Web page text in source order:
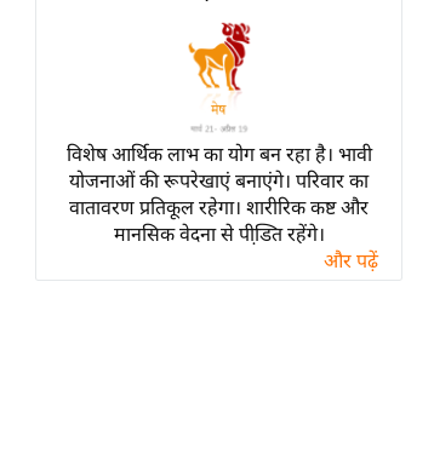
व्रत
त्योहार
राशिफल
विश्लेषण
विशेष आर्थिक लाभ का योग बन रहा है। भावी
योजनाओं की रूपरेखाएं बनाएंगे। परिवार का
वातावरण प्रतिकूल रहेगा। शारीरिक कष्ट और
मानसिक वेदना से पीडि़त रहेंगे।
और पढ़ें